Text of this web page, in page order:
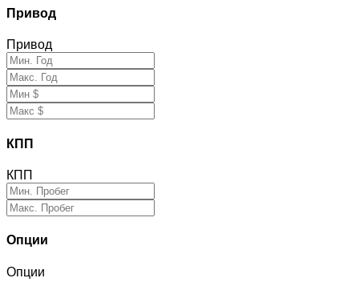
Привод
Привод
КПП
КПП
Опции
Опции